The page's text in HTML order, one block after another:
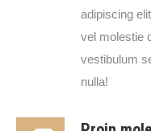
adipiscing
vel molestie
vestibulum
nulla!